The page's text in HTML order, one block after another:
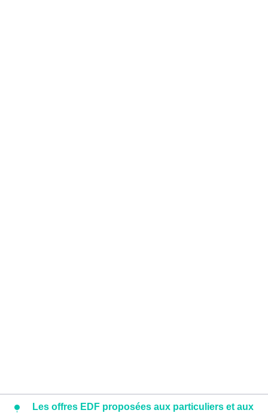
Les offres EDF proposées aux particuliers et aux